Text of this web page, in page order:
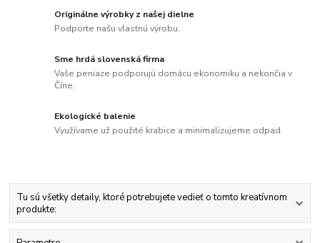
Originálne výrobky z našej dielne
Podporte našu vlastnú výrobu.
Sme hrdá slovenská firma
Vaše peniaze podporujú domácu ekonomiku a nekončia v
Číne.
Ekologické balenie
Využívame už použité krabice a minimalizujeme odpad.
Tu sú všetky detaily, ktoré potrebujete vedieť o tomto kreatívnom
produkte: